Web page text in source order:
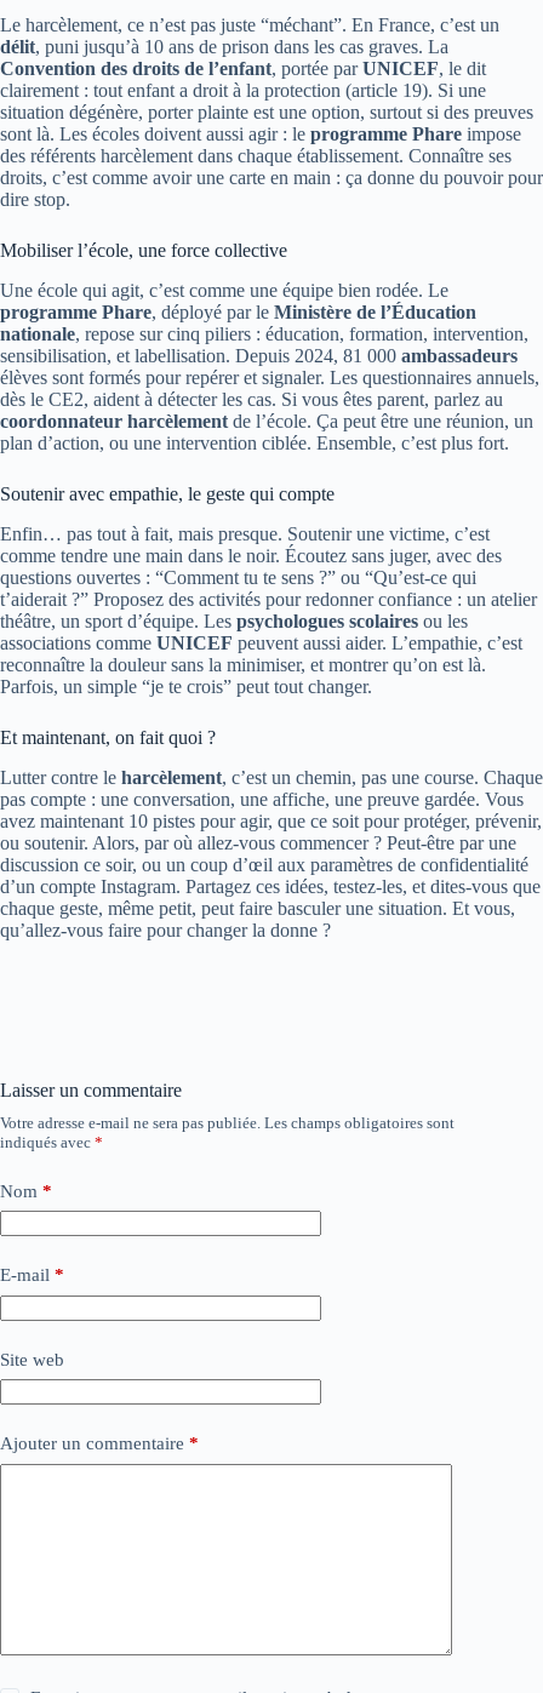
Le harcèlement, ce n’est pas juste “méchant”. En France, c’est un
délit, puni jusqu’à 10 ans de prison dans les cas graves. La
Convention des droits de l’enfant, portée parUNICEF, le dit
clairement : tout enfant a droit à la protection (article 19). Si une
situation dégénère, porter plainte est une option, surtout si des preuves
sont là. Les écoles doivent aussi agir : le programme Phare impose
des référents harcèlement dans chaque établissement. Connaître ses
droits, c’est comme avoir une carte en main : ça donne du pouvoir pour
dire stop.
Mobiliser l’école, une force collective
Une école qui agit, c’est comme une équipe bien rodée. Le
programme Phare, déployé par le Ministère de l’Éducation
nationale, repose sur cinq piliers : éducation, formation, intervention,
sensibilisation, et labellisation. Depuis 2024, 81 000 ambassadeurs
élèves sont formés pour repérer et signaler. Les questionnaires annuels,
dès le CE2, aident à détecter les cas. Si vous êtes parent, parlez au
coordonnateur harcèlement de l’école. Ça peut être une réunion, un
plan d’action, ou une intervention ciblée. Ensemble, c’est plus fort.
Soutenir avec empathie, le geste qui compte
Enfin… pas tout à fait, mais presque. Soutenir une victime, c’est
comme tendre une main dans le noir. Écoutez sans juger, avec des
questions ouvertes : “Comment tu te sens ?” ou “Qu’est-ce qui
t’aiderait ?” Proposez des activités pour redonner confiance : un atelier
théâtre, un sport d’équipe. Les psychologues scolaires ou les
associations comme UNICEF peuvent aussi aider. L’empathie, c’est
reconnaître la douleur sans la minimiser, et montrer qu’on est là.
Parfois, un simple “je te crois” peut tout changer.
Et maintenant, on fait quoi ?
Lutter contre le harcèlement, c’est un chemin, pas une course. Chaque
pas compte : une conversation, une affiche, une preuve gardée. Vous
avez maintenant 10 pistes pour agir, que ce soit pour protéger, prévenir,
ou soutenir. Alors, par où allez-vous commencer ? Peut-être par une
discussion ce soir, ou un coup d’œil aux paramètres de confidentialité
d’un compte Instagram. Partagez ces idées, testez-les, et dites-vous que
chaque geste, même petit, peut faire basculer une situation. Et vous,
qu’allez-vous faire pour changer la donne ?
Laisser un commentaire
Votre adresse e-mail ne sera pas publiée. Les champs obligatoires sont
indiqués avec *
Nom *
E-mail *
Site web
Ajouter un commentaire *